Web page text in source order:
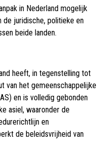
in Nederland mogelijk
de juridische, politieke en
beide landen.
heeft, in tegenstelling tot
van het gemeenschappelijke
en is volledig gebonden
asiel, waaronder de
en
de beleidsvrijheid van